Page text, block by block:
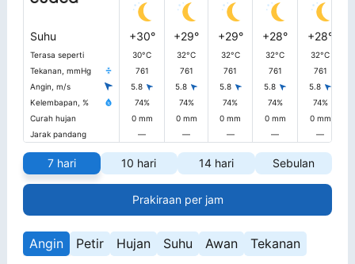
Suhu +30° +29° +29° +28° +28°
Terasa seperti 30°C 32°C 32°C 32°C
32°C
Tekanan, mmHg
761 761 761 761
761
Angin, m/s
5.8 5.8 5.8 5.8 5.8
Kelembapan, %
74% 74% 74% 74%
74%
Curah hujan
0 mm 0 mm 0 mm 0 mm 0 mm
Jarak pandang
— — — — —
7 hari 10 hari 14 hari Sebulan
Prakiraan per jam
Angin Petir Hujan Suhu Awan Tekanan